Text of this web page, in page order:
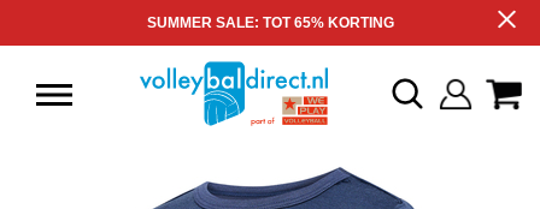
SUMMER SALE: TOT 65% KORTING